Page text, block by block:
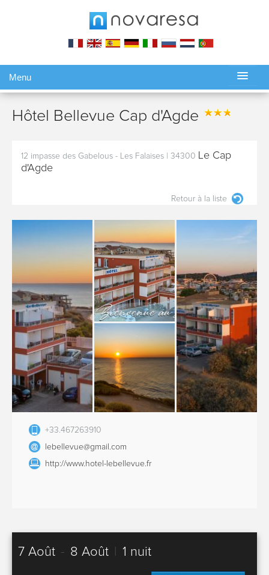
Menu
Hôtel Bellevue Cap d'Agde
12 impasse des Gabelous - Les Falaises 34300 Le Cap
d'Agde
Retour à la liste
+33.467263910
lebellevue@gmail.com
http://www.hotel-lebellevue.fr
7 Août - 8 Août 1 nuit